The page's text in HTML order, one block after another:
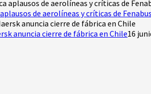
de aerolíneas y críticas de
anuncia cierre de fábrica en Chile16